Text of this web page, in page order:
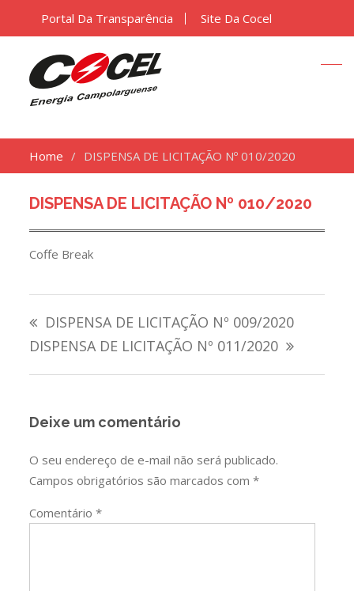
Portal Da Transparência Site Da Cocel
Home DISPENSA DE LICITAÇÃO Nº 010/2020
DISPENSA DE LICITAÇÃO Nº 010/2020
Coffe Break
DISPENSA DE LICITAÇÃO Nº 009/2020
DISPENSA DE LICITAÇÃO Nº 011/2020
Deixe um comentário
O seu endereço de e-mail não será publicado.
Campos obrigatórios são marcados com*
Comentário*